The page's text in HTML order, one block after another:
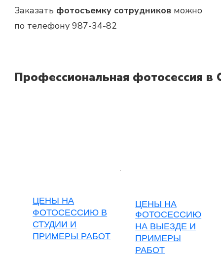
Заказать фотосъемку сотрудников можно
по телефону 987-34-82
Профессиональная фотосессия в
ЦЕНЫ НА
ФОТОСЕССИЮ В
СТУДИИ И
ПРИМЕРЫ РАБОТ
ЦЕНЫ НА
ФОТОСЕССИЮ
НА ВЫЕЗДЕ И
ПРИМЕРЫ
РАБОТ